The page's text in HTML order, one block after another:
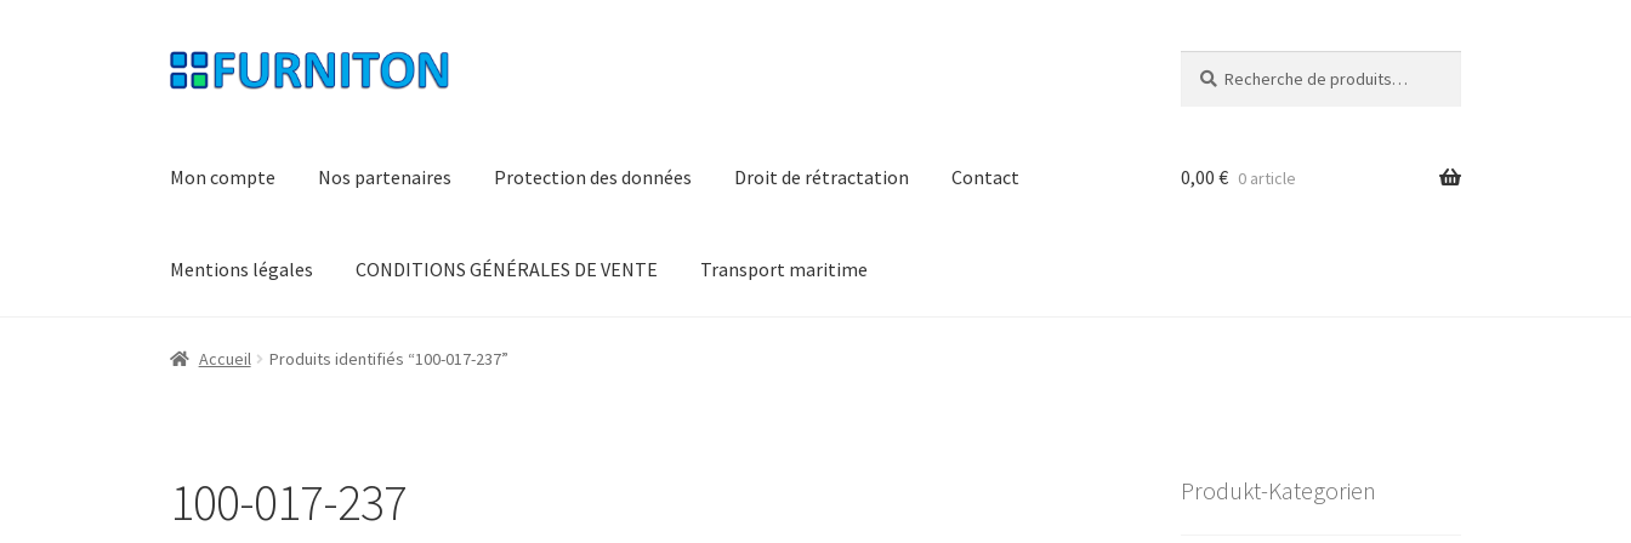
Aller
à
Aller
au
pour :
Mon compte Nos partenaires Protection des données Droit de rétractation Contact
Mentions légales CONDITIONS GÉNÉRALES DE VENTE Transport maritime
0,00 € 0 article
Accueil Produits identifiés “100-017-237”
100-017-237 Produkt-Kategorien